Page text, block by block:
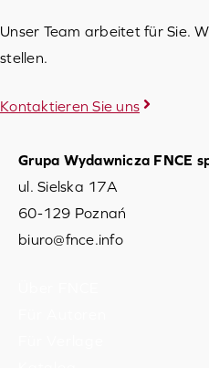
Unser Team arbeitet für Sie.
stellen.
Kontaktieren Sie uns
Grupa Wydawnicza FNCE
ul. Sielska 17A
60-129 Poznań
biuro@fnce.info